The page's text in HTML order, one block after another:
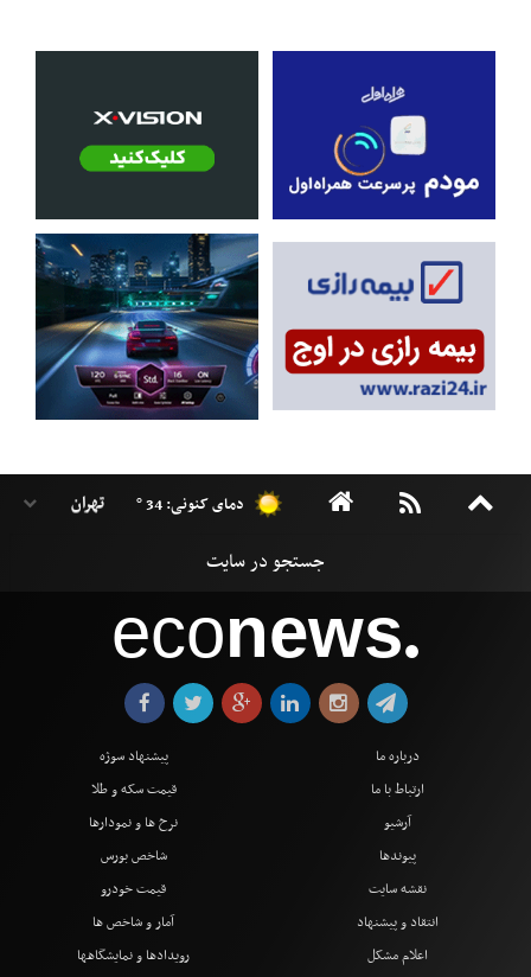
دمای کنونی: 34 °
econews●
درباره ما
ارتباط با ما
آرشیو
پیوندها
نقشه سایت
انتقاد و پیشنهاد
اعلام مشکل
پیشنهاد سوژه
قیمت سکه و طلا
نرخ ها و نمودارها
شاخص بورس
قیمت خودرو
آمار و شاخص ها
رویدادها و نمایشگاهها